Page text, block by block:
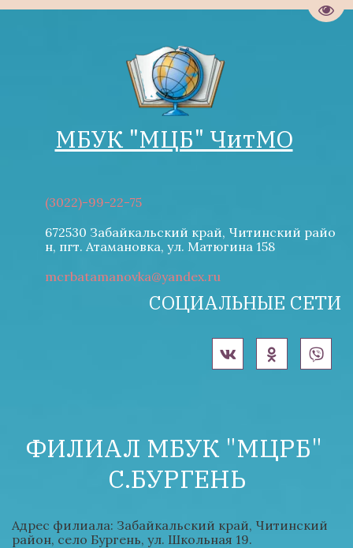
МБУК "М­­ЦБ" ЧитМО
(3022)-99-22-75
672530 Забайкальский край, Читинский райо
н, пгт. Атамановка, ул. Матюгина 158
mcrbatamanovka@yandex.ru
СОЦИАЛЬНЫЕ СЕТИ
ФИЛИАЛ МБУК "МЦРБ"
С.БУРГЕНЬ
Адрес филиала: Забайкальский край, Читинский
район, село Бургень, ул. Школьная 19.